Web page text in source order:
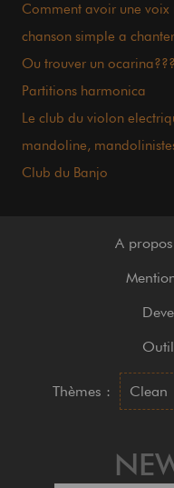
Comment avoir une voix
chanson simple a chanter
Ou trouver un ocarina???
Partitions harmonica
Le club du violon
mandoline,
Club du Banjo
A
Thèmes :
Clean